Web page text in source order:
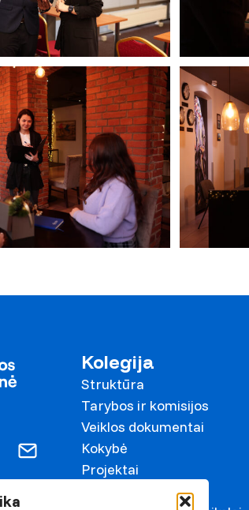
Kolegija
Struktūra
Tarybos ir komisijos
Veiklos dokumentai
Kokybė
Projektai